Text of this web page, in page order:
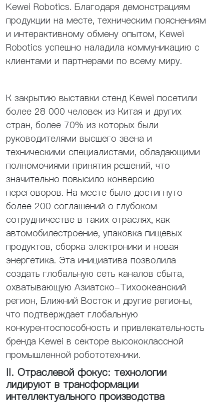
Kewei Robotics. Благодаря демонстрациям
продукции на месте, техническим пояснениям
и интерактивному обмену опытом, Kewei
Robotics успешно наладила коммуникацию с
клиентами и партнерами по всему миру.
К закрытию выставки стенд Kewei посетили
более 28 000 человек из Китая и других
стран, более 70% из которых были
руководителями высшего звена и
техническими специалистами, обладающими
полномочиями принятия решений, что
значительно повысило конверсию
переговоров. На месте было достигнуто
более 200 соглашений о глубоком
сотрудничестве в таких отраслях, как
автомобилестроение, упаковка пищевых
продуктов, сборка электроники и новая
энергетика. Эта инициатива позволила
создать глобальную сеть каналов сбыта,
охватывающую Азиатско-Тихоокеанский
регион, Ближний Восток и другие регионы,
что подтверждает глобальную
конкурентоспособность и привлекательность
бренда Kewei в секторе высококлассной
промышленной робототехники.
II. Отраслевой фокус: технологии
лидируют в трансформации
интеллектуального производства